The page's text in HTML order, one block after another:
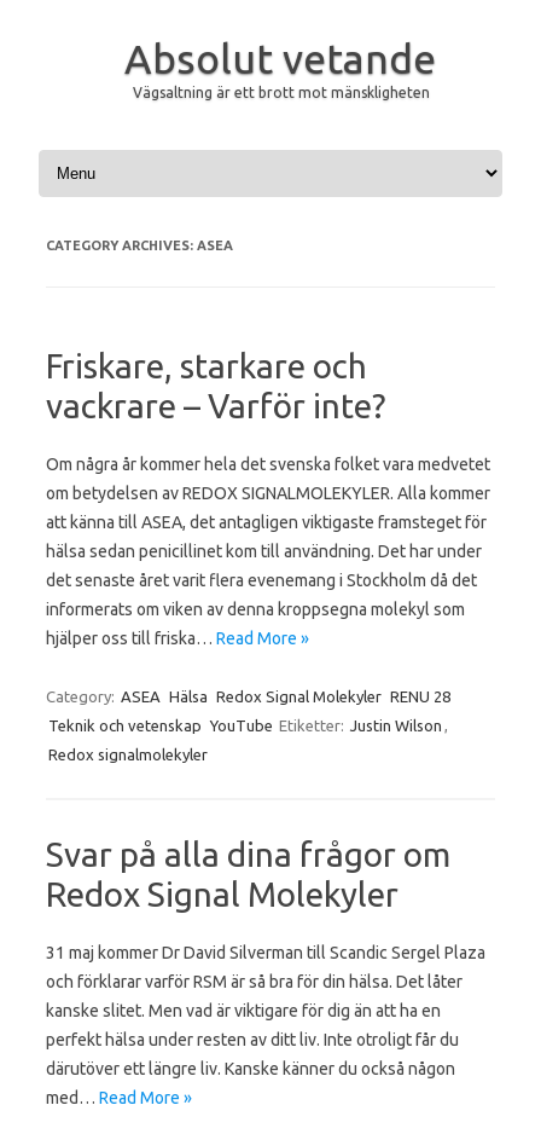
Absolut vetande
Vägsaltning är ett brott mot mänskligheten
Skip to content
CATEGORY ARCHIVES: ASEA
Friskare, starkare och
vackrare – Varför inte?
Om några år kommer hela det svenska folket vara medvetet
om betydelsen av REDOX SIGNALMOLEKYLER. Alla kommer
att känna till ASEA, det antagligen viktigaste framsteget för
hälsa sedan penicillinet kom till användning. Det har under
det senaste året varit flera evenemang i Stockholm då det
informerats om viken av denna kroppsegna molekyl som
hjälper oss till friska… Read More »
Category: ASEA Hälsa Redox Signal Molekyler RENU 28
Teknik och vetenskap YouTube Etiketter: Justin Wilson ,
Redox signalmolekyler
Svar på alla dina frågor om
Redox Signal Molekyler
31 maj kommer Dr David Silverman till Scandic Sergel Plaza
och förklarar varför RSM är så bra för din hälsa. Det låter
kanske slitet. Men vad är viktigare för dig än att ha en
perfekt hälsa under resten av ditt liv. Inte otroligt får du
därutöver ett längre liv. Kanske känner du också någon
med… Read More »